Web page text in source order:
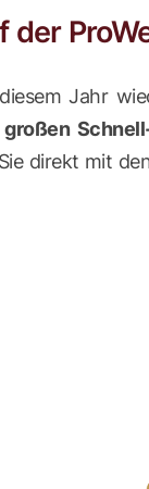
der
Jahr
großen
direkt mit